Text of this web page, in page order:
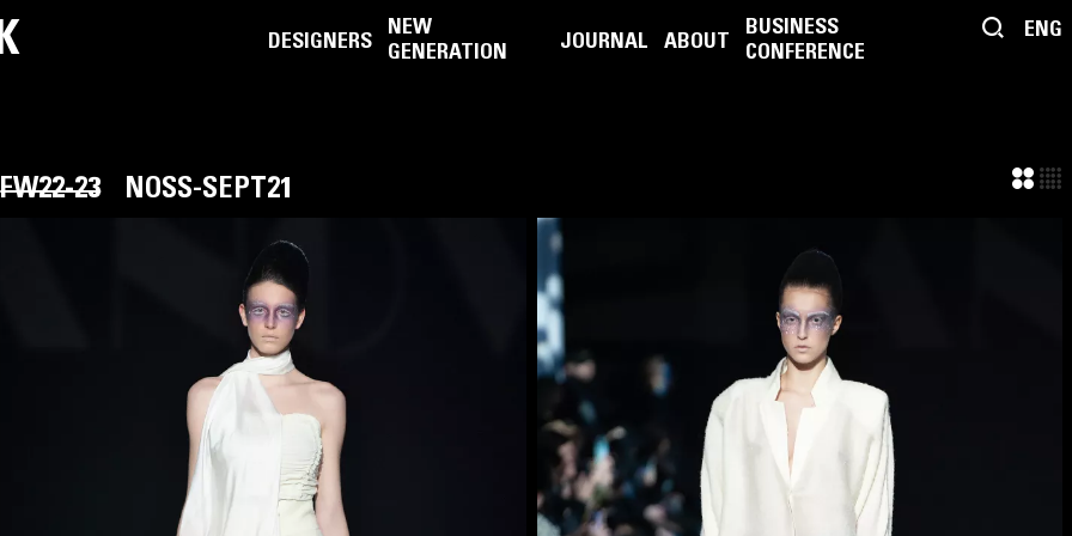
ENG
DESIGNERS
NEW
GENERATION
JOURNAL ABOUT
BUSINESS
CONFERENCE
FW22-23 NOSS-SEPT21